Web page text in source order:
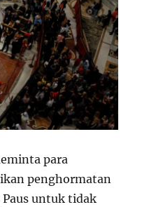
para
penghormatan
untuk tidak